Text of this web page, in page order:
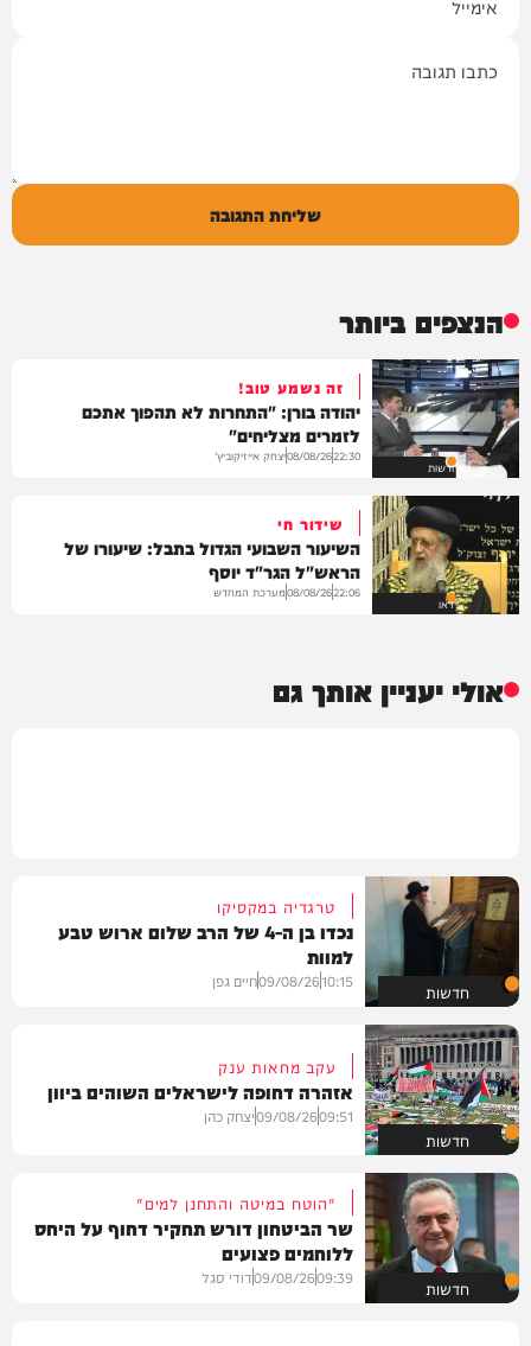
שליחת התגובה
הנצפים ביותר
חדשות
זה נשמע טוב!
יהודה בורן: "התחרות לא תהפוך אתכם
לזמרים מצליחים"
22:30
08/08/26יצחק אייזיקוביץ'
וידאו
שידור חי
השיעור השבועי הגדול בתבל: שיעורו של
הראש"ל הגר"ד יוסף
22:06
08/08/26מערכת המחדש
אולי יעניין אותך גם
חדשות
טרגדיה במקסיקו
נכדו בן ה-4 של הרב שלום ארוש טבע
למוות
10:15
09/08/26חיים גפן
חדשות
עקב מחאות ענק
אזהרה דחופה לישראלים השוהים ביוון
09:51
09/08/26יצחק כהן
חדשות
"הוטח במיטה והתחנן למים"
שר הביטחון דורש תחקיר דחוף על היחס
ללוחמים פצועים
09:39
09/08/26דודי סגל